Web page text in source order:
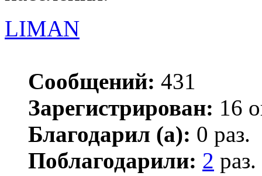
LIMAN
Сообщений: 431
Зарегистрирован: 16
Благодарил (а): 0 раз.
Поблагодарили: 2 раз.